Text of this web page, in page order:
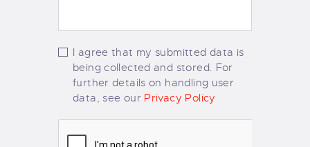
I agree that my submitted data is
being collected and stored. For
further details on handling user
data, see our Privacy Policy